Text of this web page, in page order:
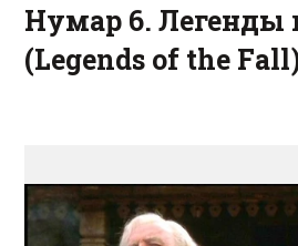
Нумар 6. Легенды
(Legends of the